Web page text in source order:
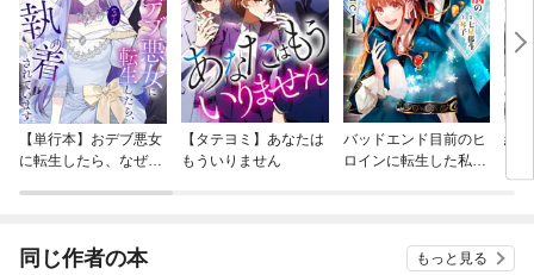
【単行本】おデブ悪女
に転生したら、なぜか
【タテヨミ】あなたは
もういりません
バッドエンド目前のヒ
ロインに転生した私、
結
同じ作者の本 もっと見る